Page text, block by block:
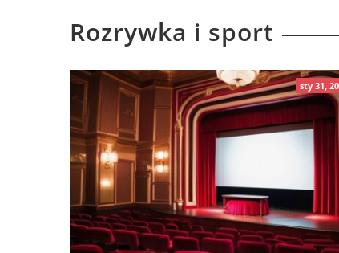
Rozrywka i sport
sty 31,